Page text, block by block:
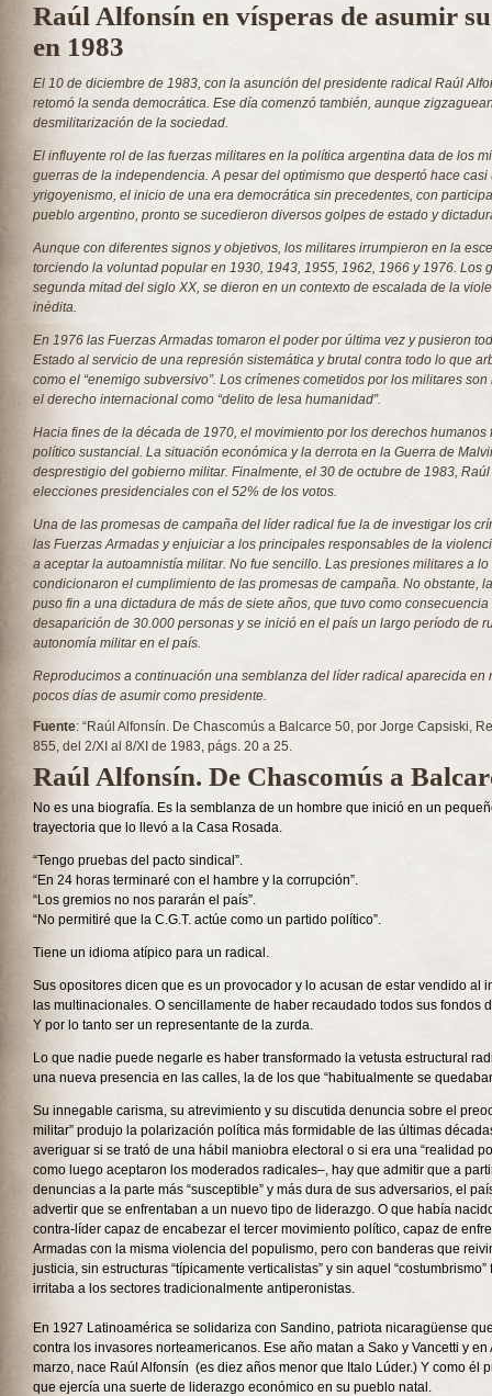
Raúl Alfonsín en vísperas de asumir
en 1983
El 10 de diciembre de 1983, con la asunción del presidente radical Raúl
retomó la senda democrática. Ese día comenzó también, aunque
desmilitarización de la sociedad.
El influyente rol de las fuerzas militares en la política argentina data de los
guerras de la independencia. A pesar del optimismo que despertó hace casi
yrigoyenismo, el inicio de una era democrática sin precedentes, con
pueblo argentino, pronto se sucedieron diversos golpes de estado y
Aunque con diferentes signos y objetivos, los militares irrumpieron en la
torciendo la voluntad popular en 1930, 1943, 1955, 1962, 1966 y 1976. Los
segunda mitad del siglo XX, se dieron en un contexto de escalada de la
inédita.
En 1976 las Fuerzas Armadas tomaron el poder por última vez y pusieron
Estado al servicio de una represión sistemática y brutal contra todo lo que
como el “enemigo subversivo”. Los crímenes cometidos por los militares
el derecho internacional como “delito de lesa humanidad”.
Hacia fines de la década de 1970, el movimiento por los derechos humanos
político sustancial. La situación económica y la derrota en la Guerra de
desprestigio del gobierno militar. Finalmente, el 30 de octubre de 1983,
elecciones presidenciales con el 52% de los votos.
Una de las promesas de campaña del líder radical fue la de investigar los
las Fuerzas Armadas y enjuiciar a los principales responsables de la
a aceptar la autoamnistía militar. No fue sencillo. Las presiones militares a
condicionaron el cumplimiento de las promesas de campaña. No obstante,
puso fin a una dictadura de más de siete años, que tuvo como
desaparición de 30.000 personas y se inició en el país un largo período de
autonomía militar en el país.
Reproducimos a continuación una semblanza del líder radical aparecida en
pocos días de asumir como presidente.
Fuente: “Raúl Alfonsín. De Chascomús a Balcarce 50, por Jorge Capsiski,
855, del 2/XI al 8/XI de 1983, págs. 20 a 25.
Raúl Alfonsín. De Chascomús a
No es una biografía. Es la semblanza de un hombre que inició en un
trayectoria que lo llevó a la Casa Rosada.
“Tengo pruebas del pacto sindical”.
“En 24 horas terminaré con el hambre y la corrupción”.
“Los gremios no nos pararán el país”.
“No permitiré que la C.G.T. actúe como un partido político”.
Tiene un idioma atípico para un radical.
Sus opositores dicen que es un provocador y lo acusan de estar vendido al
las multinacionales. O sencillamente de haber recaudado todos sus fondos
Y por lo tanto ser un representante de la zurda.
Lo que nadie puede negarle es haber transformado la vetusta estructural
una nueva presencia en las calles, la de los que “habitualmente se
Su innegable carisma, su atrevimiento y su discutida denuncia sobre el
militar” produjo la polarización política más formidable de las últimas
averiguar si se trató de una hábil maniobra electoral o si era una “realidad
como luego aceptaron los moderados radicales–, hay que admitir que a
denuncias a la parte más “susceptible” y más dura de sus adversarios, el
advertir que se enfrentaban a un nuevo tipo de liderazgo. O que había
contra-líder capaz de encabezar el tercer movimiento político, capaz de
Armadas con la misma violencia del populismo, pero con banderas que
justicia, sin estructuras “típicamente verticalistas” y sin aquel
irritaba a los sectores tradicionalmente antiperonistas.
En 1927 Latinoamérica se solidariza con Sandino, patriota nicaragüense
contra los invasores norteamericanos. Ese año matan a Sako y Vancetti y
marzo, nace Raúl Alfonsín (es diez años menor que Italo Lúder.) Y como él
que ejercía una suerte de liderazgo económico en su pueblo natal.